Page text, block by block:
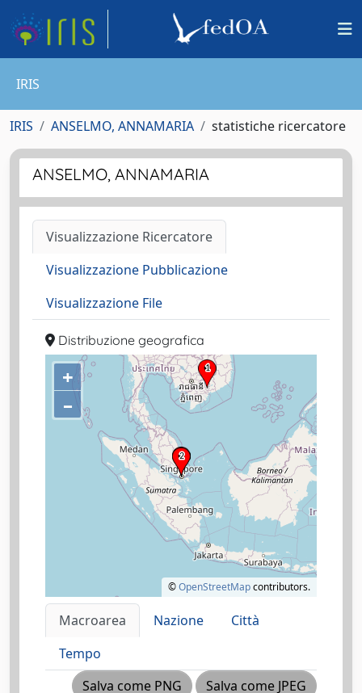
IRIS
IRIS ANSELMO, ANNAMARIA statistiche ricercatore
ANSELMO, ANNAMARIA
Visualizzazione Ricercatore
Visualizzazione Pubblicazione
Visualizzazione File
Distribuzione geografica
+
–
©OpenStreetMapcontributors.
Macroarea Nazione
Città
Tempo
Salva come PNG
Salva come JPEG